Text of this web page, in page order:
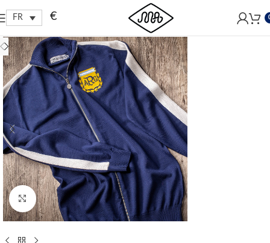
FR €
Click to enlarge
Free shipping within EU, as from 199€.